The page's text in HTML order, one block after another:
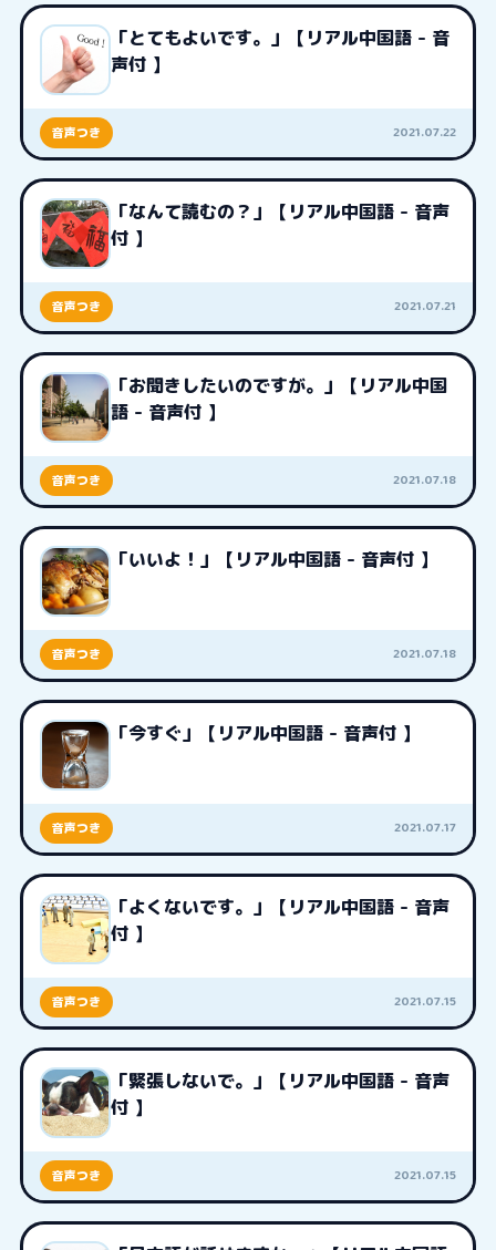
「とてもよいです。」【リアル中国語 - 音
声付 】
音声つき 2021.07.22
「なんて読むの？」【リアル中国語 - 音声
付 】
音声つき 2021.07.21
「お聞きしたいのですが。」【リアル中国
語 - 音声付 】
音声つき 2021.07.18
「いいよ！」【リアル中国語 - 音声付 】
音声つき 2021.07.18
「今すぐ」【リアル中国語 - 音声付 】
音声つき 2021.07.17
「よくないです。」【リアル中国語 - 音声
付 】
音声つき 2021.07.15
「緊張しないで。」【リアル中国語 - 音声
付 】
音声つき 2021.07.15